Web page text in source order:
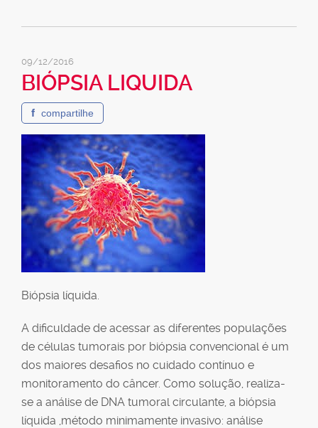
09/12/2016
BIÓPSIA LIQUIDA
f compartilhe
Biópsia líquida.
A dificuldade de acessar as diferentes populações
de células tumorais por biópsia convencional é um
dos maiores desafios no cuidado contínuo e
monitoramento do câncer. Como solução, realiza-
se a análise de DNA tumoral circulante, a biópsia
líquida ,método minimamente invasivo: análise